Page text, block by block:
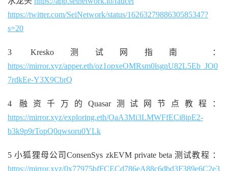
https://twitter.com/SeiNetwork/status/1626327988630585347?
s=20
3 Kresko测试网指南 ：
https://mirror.xyz/apper.eth/oz1opxeOMRsm0lsgnU82L5Eb_JO0
7rdkEe-Y3X9CbrQ
4 融资千万的Quasar测试网节点教程：
https://mirror.xyz/exploring.eth/OaA3Mi3LMWFfECi8ipE2-
b3k9p9rTopQ0qwsoru0YLk
5 小狐狸母公司ConsenSys zkEVM private beta 测试教程 ：
https://mirror.xyz/0x77975bfFCECd786eA88c6dbd3F389e6C2e3